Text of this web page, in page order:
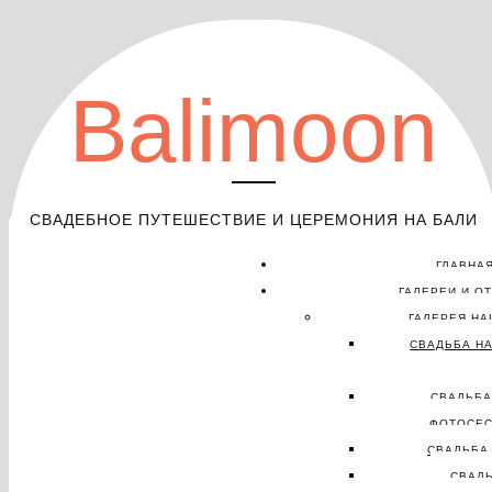
Balimoon
СВАДЕБНОЕ ПУТЕШЕСТВИЕ И ЦЕРЕМОНИЯ НА БАЛИ
ГАЛЕРЕИ И
ГАЛЕРЕЯ
СВАДЬБА
СВАДЬБА